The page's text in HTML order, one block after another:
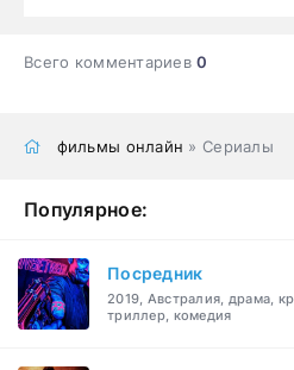
Всего комментариев0
фильмы онлайн » Сериалы
Популярное:
Посредник
2019, Австралия, драма,
триллер, комедия